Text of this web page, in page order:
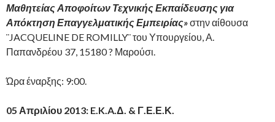
Μαθητείας Αποφοίτων Τεχνικής Εκπαίδευσης για
Απόκτηση Επαγγελματικής Εμπειρίας»στην αίθουσα
¨JACQUELINE DE ROMILLY¨ του Υπουργείου, Α.
Παπανδρέου 37, 15180 ? Μαρούσι.
Ώρα έναρξης: 9:00.
05 Απριλίου 2013: E.K.A.Δ. & Γ.Ε.Ε.Κ.